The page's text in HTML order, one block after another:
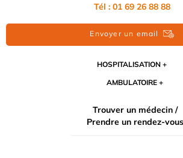
Tél : 01 69 26 88 88
Envoyer un email
HOSPITALISATION
AMBULATOIRE
Trouver un médecin /
Prendre un rendez-vous